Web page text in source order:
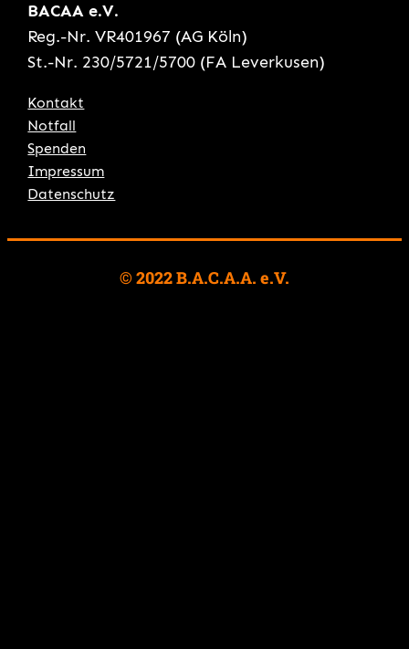
BACAA e.V.
Reg.-Nr. VR401967 (AG Köln)
St.-Nr. 230/5721/5700 (FA Leverkusen)
Kontakt
Notfall
Spenden
Impressum
Datenschutz
© 2022 B.A.C.A.A. e.V.